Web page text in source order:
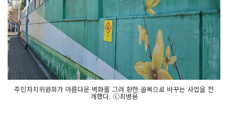
주민자치위원회가 아름다운 벽화를 그려 환한 골목으로 바꾸는 사업을 전
개했다. ⓒ최병용